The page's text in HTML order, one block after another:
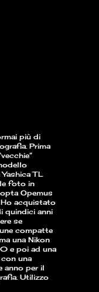
più di
Prima
TL
foto in
Opemus
Ho acquistato
quindici anni
se
compatte
una Nikon
e poi ad una
una
anno per il
Utilizzo